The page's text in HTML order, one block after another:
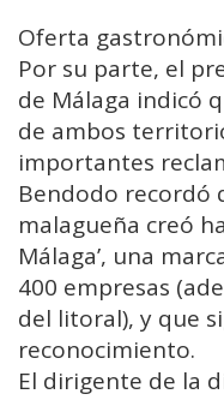
Oferta
Por su parte, el
de Málaga indicó
de ambos
importantes
Bendodo recordó
malagueña creó
Málaga’, una
400 empresas
del litoral), y que
reconocimiento.
El dirigente de la